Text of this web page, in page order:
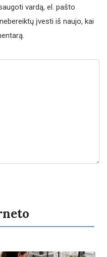
vardą, el. pašto
įvesti iš naujo, kai